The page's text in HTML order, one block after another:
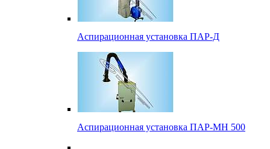
Аспирационная установка ПАР-Д
Аспирационная установка ПАР-МН 500